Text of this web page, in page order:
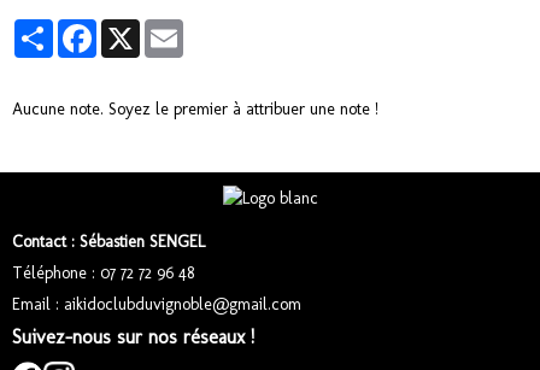
PartagerFacebook
X
Aucune note. Soyez le premier à attribuer une note !
Contact : Sébastien SENGEL
Téléphone : 07 72 72 96 48
Email : aikidoclubduvignoble@gmail.com
Suivez-nous sur nos réseaux !